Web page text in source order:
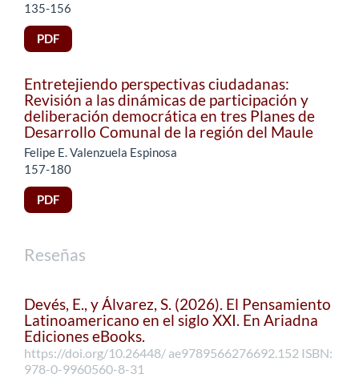
135-156
PDF
Entretejiendo perspectivas ciudadanas:
Revisión a las dinámicas de participación y
deliberación democrática en tres Planes de
Desarrollo Comunal de la región del Maule
Felipe E. Valenzuela Espinosa
157-180
PDF
Reseñas
Devés, E., y Álvarez, S. (2026). El Pensamiento
Latinoamericano en el siglo XXI. En Ariadna
Ediciones eBooks.
https://doi.org/10.26448/ ae9789566276692.152 ISBN:
978-0-9960560-8-31